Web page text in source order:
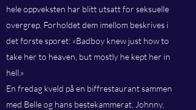
hele oppveksten har blitt utsatt for seksuelle
overgrep. Forholdet dem imellom beskrives i
det første sporet: «Badboy knew just how to
take her to heaven, but mostly he kept her in
hell.»
En fredag kveld på en biffrestaurant sammen
med Belle og hans bestekammerat, Johnny,